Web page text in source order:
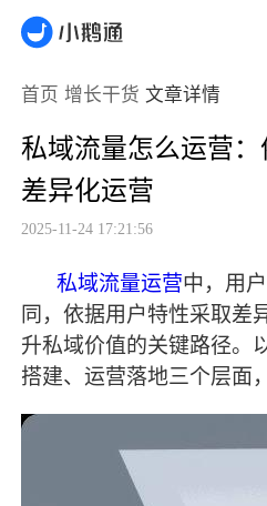
首页 增长干货 文章详情
私域流量怎么运营
差异化运营
2025-11-24 17:21:56
私域流量运营中，用
同，依据用户特性采取差
升私域价值的关键路径。
搭建、运营落地三个层面